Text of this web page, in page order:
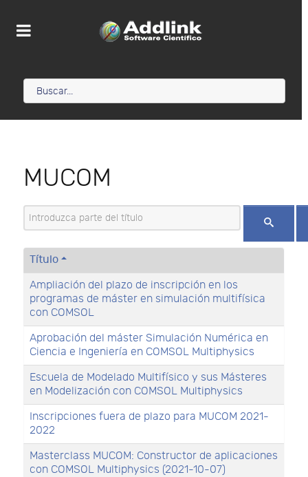
MUCOM
Introduzca parte del título
Título
Ampliación del plazo de inscripción en los
programas de máster en simulación multifísica
con COMSOL
Aprobación del máster Simulación Numérica en
Ciencia e Ingeniería en COMSOL Multiphysics
Escuela de Modelado Multifísico y sus Másteres
en Modelización con COMSOL Multiphysics
Inscripciones fuera de plazo para MUCOM 2021-
2022
Masterclass MUCOM: Constructor de aplicaciones
con COMSOL Multiphysics (2021-10-07)